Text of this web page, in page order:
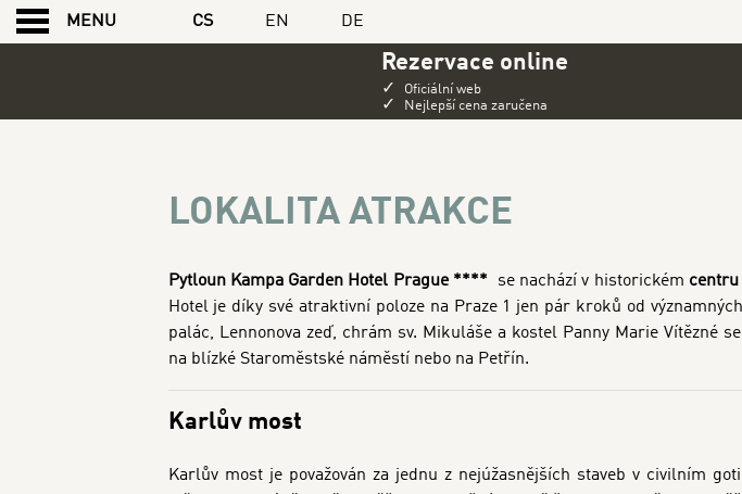
MENU CS EN DE
Rezervace online
✓ Oficiální web
✓ Nejlepší cena zaručena
LOKALITA ATRAKCE
Pytloun Kampa Garden Hotel Prague **** se nachází v historickém centru
Hotel je díky své atraktivní poloze na Praze 1 jen pár kroků od
palác, Lennonova zeď, chrám sv. Mikuláše a kostel Panny Marie Vítězné
na blízké Staroměstské náměstí nebo na Petřín.
Karlův most
Karlův most je považován za jednu z nejúžasnějších staveb v civilním